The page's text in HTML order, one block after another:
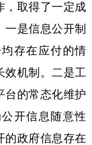
，取得了一定成
是信息公开制
存在应付的情
效机制。二是工
台的常态化维护
开信息随意性
的政府信息存在